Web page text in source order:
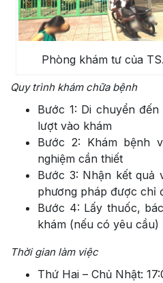
Phòng khám tư của
Quy trình khám chữa bệnh
Bước 1: Di chuyển
lượt vào khám
Bước 2: Khám bệnh
nghiệm cần thiết
Bước 3: Nhận kết quả
phương pháp được chỉ
Bước 4: Lấy thuốc,
khám (nếu có yêu cầu)
Thời gian làm việc
Thứ Hai – Chủ Nhật: